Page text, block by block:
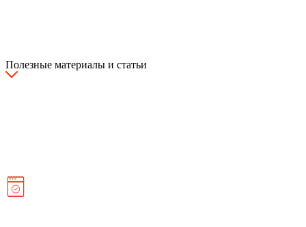
Полезные материалы и статьи